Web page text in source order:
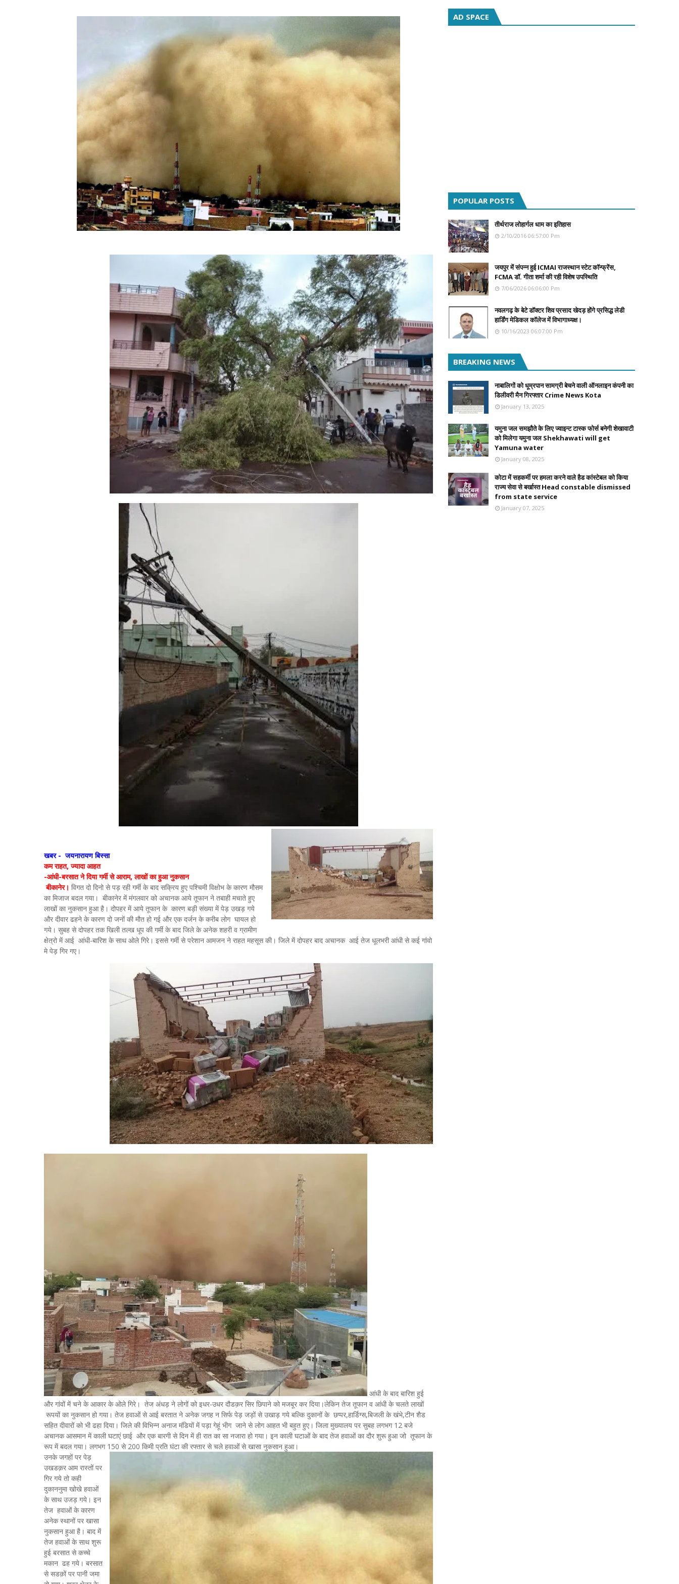
खबर - जयनारायण बिस्सा
कम राहत, ज्यादा आहत
-आंधी-बरसात ने दिया गर्मी से आराम, लाखों का हुआ नुकसान
बीकानेर। विगत दो दिनो से पड़ रही गर्मी के बाद सक्रिय हुए पश्चिमी विक्षोभ के कारण मौसम
का मिजाज बदल गया। बीकानेर में मंगलवार को अचानक आये तूफान ने तबाही मचाते हुए
लाखों का नुकसान हुआ है। दोपहर में आये तूफान के कारण बड़ी संख्या में पेड़ उखड़ गये
और दीवार ढहने के कारण दो जनों की मौत हो गई और एक दर्जन के करीब लोग घायल हो
गये। सुबह से दोपहर तक खिली तल्ख धूप की गर्मी के बाद जिले के अनेक शहरी व ग्रामीण
क्षेत्रो में आई आंधी-बारिश के साथ ओले गिरे। इससे गर्मी से परेशान आमजन ने राहत महसूस की। जिले में दोपहर बाद अचानक आई तेज धूलभरी आंधी से कई गांवो
मे पेड़ गिर गए।
आंधी के बाद बारिश हुई
और गांवों में चने के आकार के ओले गिरे। तेज अंधड़ ने लोगों को इधर-उधर दौडक़र सिर छिपाने को मजबूर कर दिया।लेकिन तेज तूफान व आंधी के चलते लाखों
रूपयों का नुकसान हो गया। तेज हवाओं से आई बरतात ने अनेक जगह न सिर्फ पेड़ जड़ों से उखाड़ गये बल्कि दुकानों के छप्पर,हार्डिग्स,बिजली के खंभे,टीन शैड
सहित दीवारों को भी ढहा दिया। जिले की विभिन्न अनाज मंडियों में पड़ा गेहूं भीग जाने से लोग आहत भी बहुत हुए। जिला मुख्यालय पर सुबह लगभग 12 बजे
अचानक आसमान में काली घटाएं छाई और एक बारगी से दिन में ही रात का सा नजारा हो गया। इन काली घटाओं के बाद तेज हवाओं का दौर शुरू हुआ जो तूफान के
रूप में बदल गया। लगभग 150 से 200 किमी प्रति घंटा की रफ्तार से चले हवाओं से खासा नुकसान हुआ।
उनके जगहों पर पेड़
उखडक़र आम रास्तों पर
गिर गये तो कही
दुकाननुमा खोखे हवाओं
के साथ उजड़ गये। इन
तेज हवाओं के कारण
अनेक स्थानों पर खासा
नुकसान हुआ है। बाद में
तेज हवाओं के साथ शुरू
हुई बरसात से कच्चे
मकान ढह गये। बरसात
से सडक़ों पर पानी जमा
AD SPACE
POPULAR POSTS
तीर्थराज लोहार्गल धाम का इतिहास
2/10/2016 06:57:00 Pm
जयपुर में संपन्न हुई ICMAI राजस्थान स्टेट कॉन्फ्रेंस,
FCMA डॉ. गीता शर्मा की रही विशेष उपस्थिति
7/06/2026 06:06:00 Pm
नवलगढ़ के बेटे डॉक्टर शिव प्रसाद खेदड़ होंगे प्रसिद्ध लेडी
हार्डिंग मेडिकल कॉलेज में विभागाध्यक्ष।
10/16/2023 06:07:00 Pm
BREAKING NEWS
नाबालिगों को धूम्रपान सामग्री बेचने वाली ऑनलाइन कंपनी का
डिलीवरी मैन गिरफ्तार Crime News Kota
January 13, 2025
यमुना जल समझौते के लिए ज्वाइन्ट टास्क फोर्स बनेगी शेखावाटी
को मिलेगा यमुना जल Shekhawati will get
Yamuna water
January 08, 2025
कोटा में सहकर्मी पर हमला करने वाले हैड कांस्टेबल को किया
राज्य सेवा से बर्खास्त Head constable dismissed
from state service
January 07, 2025